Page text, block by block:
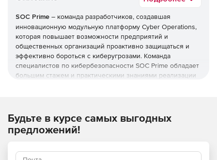
SOC Prime – команда разработчиков, создавшая
инновационную модульную платформу Cyber Operations,
которая повышает возможности предприятий и
общественных организаций проактивно защищаться и
эффективно бороться с киберугрозами. Команда
специалистов по кибербезопасности SOC Prime обладает
большим стажем и практическими знаниями реализации
Будьте в курсе самых выгодных
предложений!